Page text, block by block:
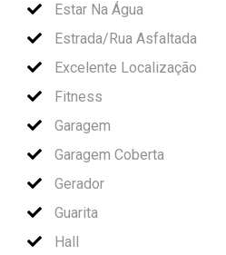
Estar Na Água
Estrada/Rua Asfaltada
Excelente Localização
Fitness
Garagem
Garagem Coberta
Gerador
Guarita
Hall